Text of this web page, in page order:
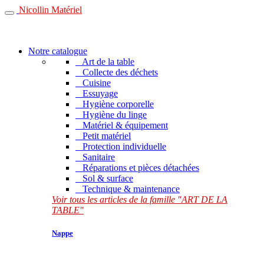
Nicollin Matériel
Notre catalogue
Art de la table
Collecte des déchets
Cuisine
Essuyage
Hygiène corporelle
Hygiène du linge
Matériel & équipement
Petit matériel
Protection individuelle
Sanitaire
Réparations et pièces détachées
Sol & surface
Technique & maintenance
Voir tous les articles de la famille "ART DE LA
TABLE"
Nappe